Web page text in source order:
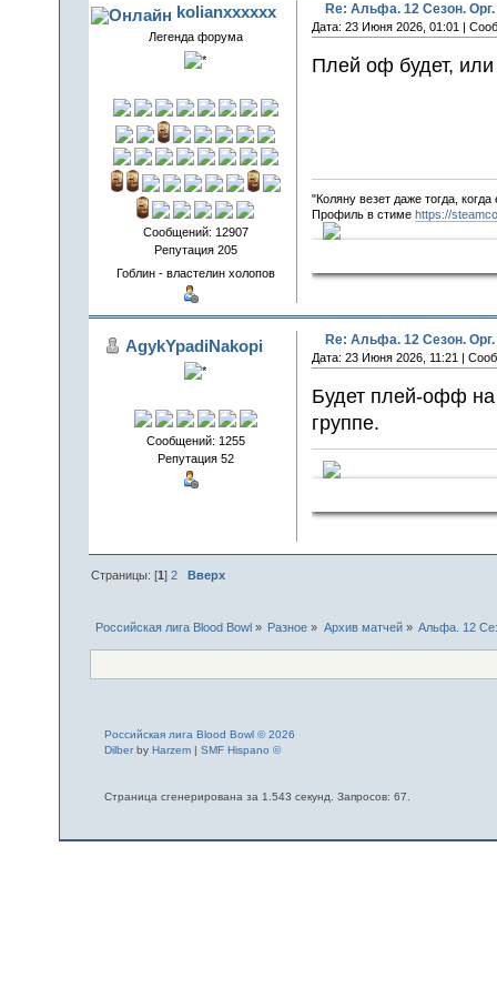
kolianxxxxxx
Легенда форума
Сообщений: 12907
Репутация 205
Гоблин - властелин холопов
Re: Альфа. 12 Сезон.
Дата: 23 Июня 2026, 01:01 |
Плей оф будет,
"Коляну везет даже тогда,
Профиль в стиме https://
AgykYpadiNakopi
Сообщений: 1255
Репутация 52
Re: Альфа. 12 Сезон.
Дата: 23 Июня 2026, 11:21 |
Будет плей-офф на
группе.
Страницы: [1]2 Вверх
Российская лига Blood Bowl » Разное » Архив матчей» Альфа. 12
Российская лига Blood Bowl © 2026
Dilberby Harzem| SMF Hispano ©
Страница сгенерирована за 1.543 секунд. Запросов: 67.